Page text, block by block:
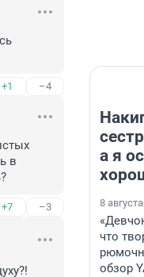
+1 –4
в
+7 –3
а я
8 августа
что
обзор